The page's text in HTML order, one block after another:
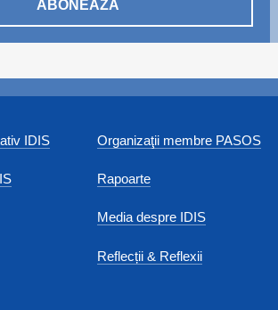
ABONEAZĂ
IDIS Organizaţii membre PASOS
Rapoarte
Media despre IDIS
Reflecții & Reflexii